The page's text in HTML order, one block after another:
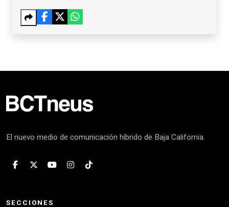
El nuevo medio de comunicación híbrido de Baja California.
SECCIONES